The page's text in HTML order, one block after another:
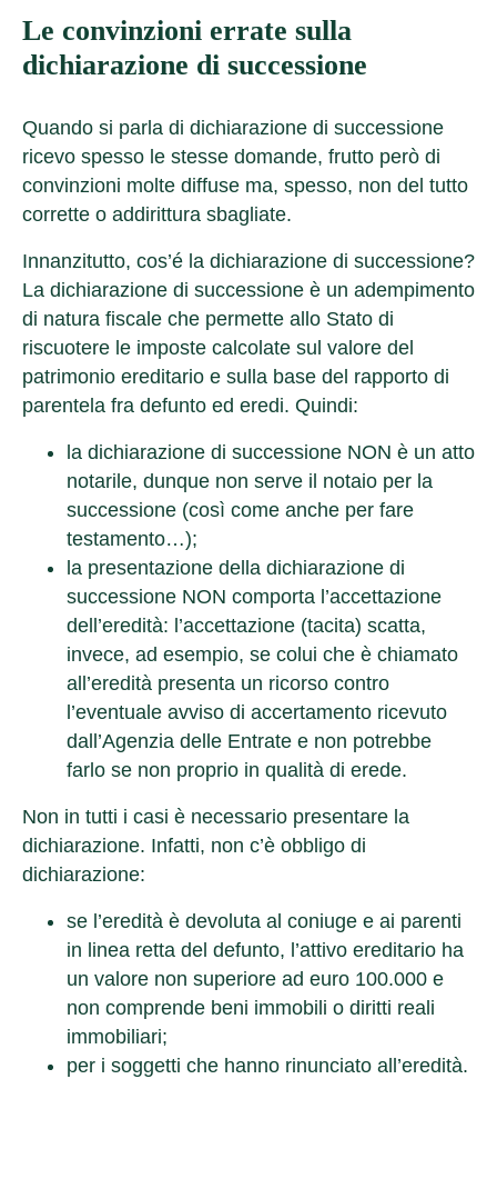
Le convinzioni errate sulla
dichiarazione di successione
Quando si parla di dichiarazione di successione
ricevo spesso le stesse domande, frutto però di
convinzioni molte diffuse ma, spesso, non del tutto
corrette o addirittura sbagliate.
Innanzitutto, cos’é la dichiarazione di successione?
La dichiarazione di successione è un adempimento
di natura fiscale che permette allo Stato di
riscuotere le imposte calcolate sul valore del
patrimonio ereditario e sulla base del rapporto di
parentela fra defunto ed eredi. Quindi:
la dichiarazione di successione NON è un atto
notarile, dunque non serve il notaio per la
successione (così come anche per fare
testamento…);
la presentazione della dichiarazione di
successione NON comporta l’accettazione
dell’eredità: l’accettazione (tacita) scatta,
invece, ad esempio, se colui che è chiamato
all’eredità presenta un ricorso contro
l’eventuale avviso di accertamento ricevuto
dall’Agenzia delle Entrate e non potrebbe
farlo se non proprio in qualità di erede.
Non in tutti i casi è necessario presentare la
dichiarazione. Infatti, non c’è obbligo di
dichiarazione:
se l’eredità è devoluta al coniuge e ai parenti
in linea retta del defunto, l’attivo ereditario ha
un valore non superiore ad euro 100.000 e
non comprende beni immobili o diritti reali
immobiliari;
per i soggetti che hanno rinunciato all’eredità.